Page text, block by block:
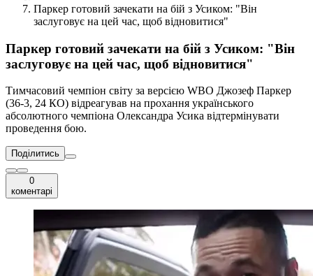
Паркер готовий зачекати на бій з Усиком: "Він
заслуговує на цей час, щоб відновитися"
Паркер готовий зачекати на бій з Усиком: "Він
заслуговує на цей час, щоб відновитися"
Тимчасовий чемпіон світу за версією WBO Джозеф Паркер
(36-3, 24 КО) відреагував на прохання українського
абсолютного чемпіона Олександра Усика відтермінувати
проведення бою.
Поділитись
0
коментарі